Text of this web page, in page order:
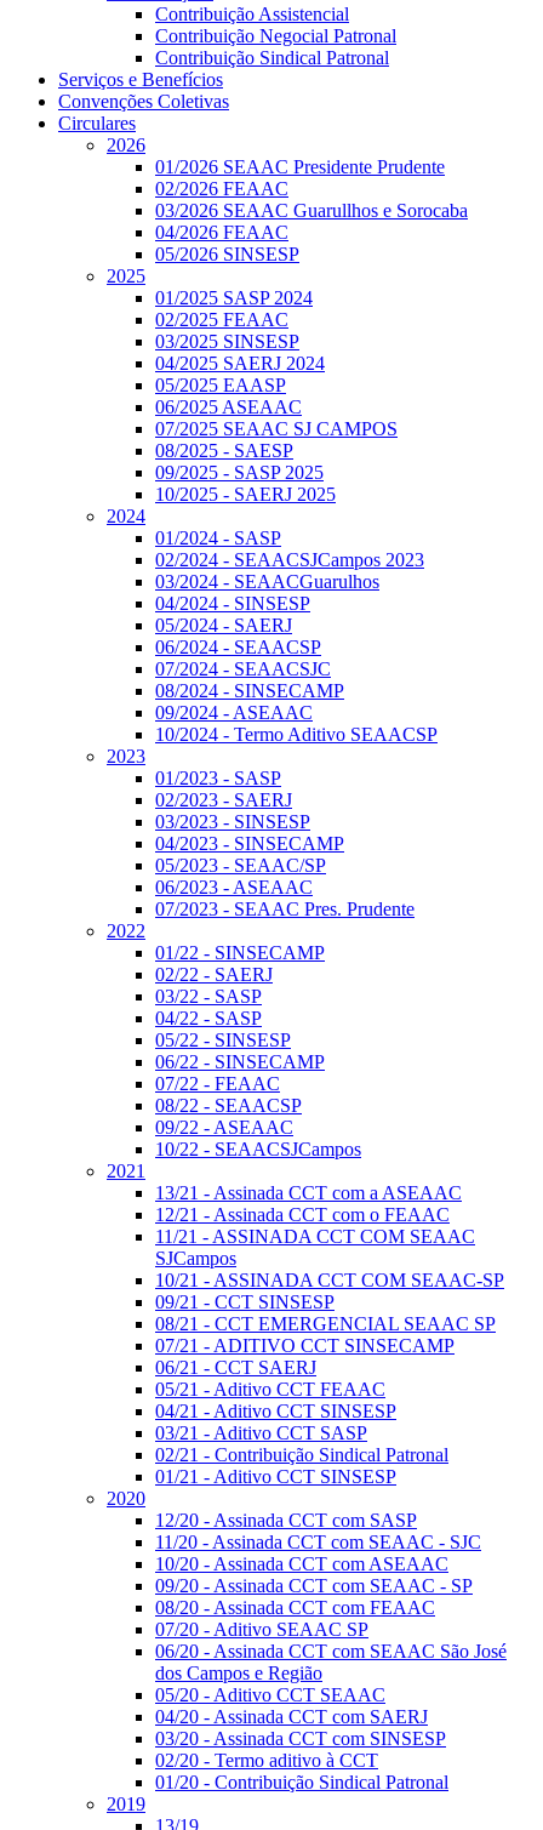
Contribuição Assistencial
Contribuição Negocial Patronal
Contribuição Sindical Patronal
Serviços e Benefícios
Convenções Coletivas
Circulares
2026
01/2026 SEAAC Presidente Prudente
02/2026 FEAAC
03/2026 SEAAC Guarullhos e Sorocaba
04/2026 FEAAC
05/2026 SINSESP
2025
01/2025 SASP 2024
02/2025 FEAAC
03/2025 SINSESP
04/2025 SAERJ 2024
05/2025 EAASP
06/2025 ASEAAC
07/2025 SEAAC SJ CAMPOS
08/2025 - SAESP
09/2025 - SASP 2025
10/2025 - SAERJ 2025
2024
01/2024 - SASP
02/2024 - SEAACSJCampos 2023
03/2024 - SEAACGuarulhos
04/2024 - SINSESP
05/2024 - SAERJ
06/2024 - SEAACSP
07/2024 - SEAACSJC
08/2024 - SINSECAMP
09/2024 - ASEAAC
10/2024 - Termo Aditivo SEAACSP
2023
01/2023 - SASP
02/2023 - SAERJ
03/2023 - SINSESP
04/2023 - SINSECAMP
05/2023 - SEAAC/SP
06/2023 - ASEAAC
07/2023 - SEAAC Pres. Prudente
2022
01/22 - SINSECAMP
02/22 - SAERJ
03/22 - SASP
04/22 - SASP
05/22 - SINSESP
06/22 - SINSECAMP
07/22 - FEAAC
08/22 - SEAACSP
09/22 - ASEAAC
10/22 - SEAACSJCampos
2021
13/21 - Assinada CCT com a ASEAAC
12/21 - Assinada CCT com o FEAAC
11/21 - ASSINADA CCT COM SEAAC
SJCampos
10/21 - ASSINADA CCT COM SEAAC-SP
09/21 - CCT SINSESP
08/21 - CCT EMERGENCIAL SEAAC SP
07/21 - ADITIVO CCT SINSECAMP
06/21 - CCT SAERJ
05/21 - Aditivo CCT FEAAC
04/21 - Aditivo CCT SINSESP
03/21 - Aditivo CCT SASP
02/21 - Contribuição Sindical Patronal
01/21 - Aditivo CCT SINSESP
2020
12/20 - Assinada CCT com SASP
11/20 - Assinada CCT com SEAAC - SJC
10/20 - Assinada CCT com ASEAAC
09/20 - Assinada CCT com SEAAC - SP
08/20 - Assinada CCT com FEAAC
07/20 - Aditivo SEAAC SP
06/20 - Assinada CCT com SEAAC São José
dos Campos e Região
05/20 - Aditivo CCT SEAAC
04/20 - Assinada CCT com SAERJ
03/20 - Assinada CCT com SINSESP
02/20 - Termo aditivo à CCT
01/20 - Contribuição Sindical Patronal
2019
13/19